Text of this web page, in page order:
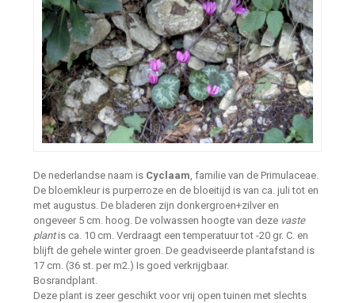
De nederlandse naam is Cyclaam, familie van de Primulaceae.
De bloemkleur is purperroze en de bloeitijd is van ca. juli tot en
met augustus. De bladeren zijn donkergroen+zilver en
ongeveer 5 cm. hoog. De volwassen hoogte van deze vaste
plantis ca. 10 cm. Verdraagt een temperatuur tot -20 gr. C. en
blijft de gehele winter groen. De geadviseerde plantafstand is
17 cm. (36 st. per m2.) Is goed verkrijgbaar.
Bosrandplant.
Deze plant is zeer geschikt voor vrij open tuinen met slechts